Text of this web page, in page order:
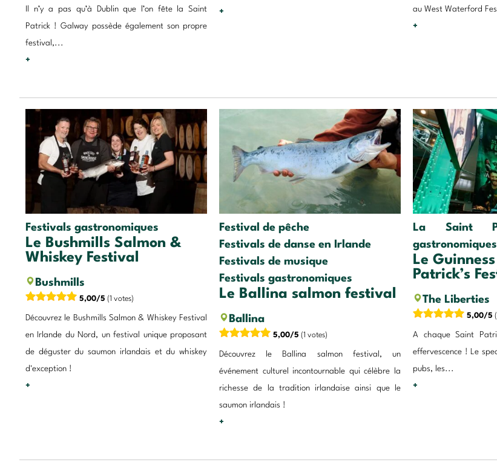
Il n’y a pas qu’à Dublin que l’on fête la Saint
Patrick ! Galway possède également son propre
festival,...
+
+
au West Waterford
+
Festivals gastronomiques
Le Bushmills Salmon &
Whiskey Festival
Bushmills
5,00/5 (1 votes)
Découvrez le Bushmills Salmon & Whiskey Festival
en Irlande du Nord, un festival unique proposant
de déguster du saumon irlandais et du whiskey
d'exception !
+
Festival de pêche
Festivals de danse en Irlande
Festivals de musique
Festivals gastronomiques
Le Ballina salmon festival
Ballina
5,00/5 (1 votes)
Découvrez le Ballina salmon festival, un
événement culturel incontournable qui célèbre la
richesse de la tradition irlandaise ainsi que le
saumon irlandais !
+
La Saint
gastronomiques
Le
Patrick’s
The Liberties
5,00/5
A chaque Saint
effervescence ! Le
pubs, les...
+